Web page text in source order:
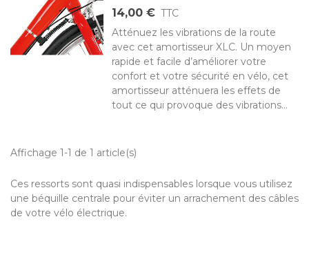
14,00 € TTC
Atténuez les vibrations de la route
avec cet amortisseur XLC. Un moyen
rapide et facile d’améliorer votre
confort et votre sécurité en vélo, cet
amortisseur atténuera les effets de
tout ce qui provoque des vibrations...
Affichage 1-1 de 1 article(s)
Ces ressorts sont quasi indispensables lorsque vous utilisez
une béquille centrale pour éviter un arrachement des câbles
de votre vélo électrique.